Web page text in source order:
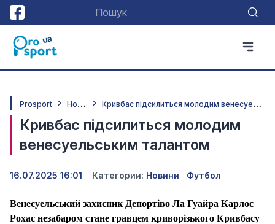
Prosport Н
овини К
ривбас підсилиться молодим венесуельським талантом
Кривбас підсилиться молодим
венесуельським талантом
16.07.2025 16:01 Категории: Новини Футбол
Венесуельський захисник Депортіво Ла Гуайра Карлос
Рохас незабаром стане гравцем криворізького Кривбасу